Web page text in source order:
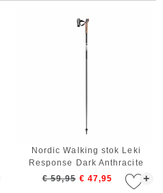
+
Nordic Walking stok Leki
Response Dark Anthracite
Black White 120 cm
€ 59,95 € 47,95